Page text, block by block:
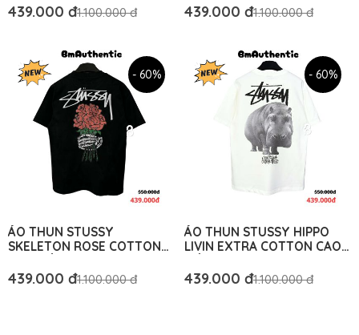
AUTHENTIC
439.000 đ1.100.000 đ
RỘNG - BM AUTHENTIC
439.000 đ1.100.000 đ
- 60%
ÁO THUN STUSSY
SKELETON ROSE COTTON
AUTHENTIC
439.000 đ1.100.000 đ
- 60%
ÁO THUN STUSSY HIPPO
LIVIN EXTRA COTTON CAO
AUTHENTIC
439.000 đ1.100.000 đ